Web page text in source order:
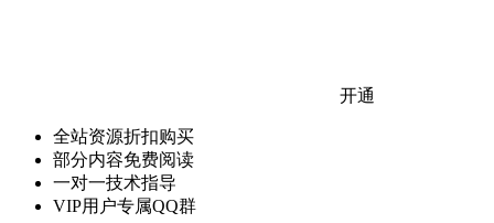
开通
全站资源折扣购买
部分内容免费阅读
一对一技术指导
VIP用户专属QQ群